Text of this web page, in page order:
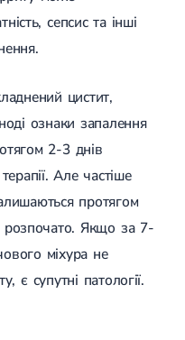
хвороба)
сепсис та інші
цистит,
ознаки запалення
2-3 днів
Але частіше
протягом
розпочато. Якщо за 7-
міхура не
є супутні патології.